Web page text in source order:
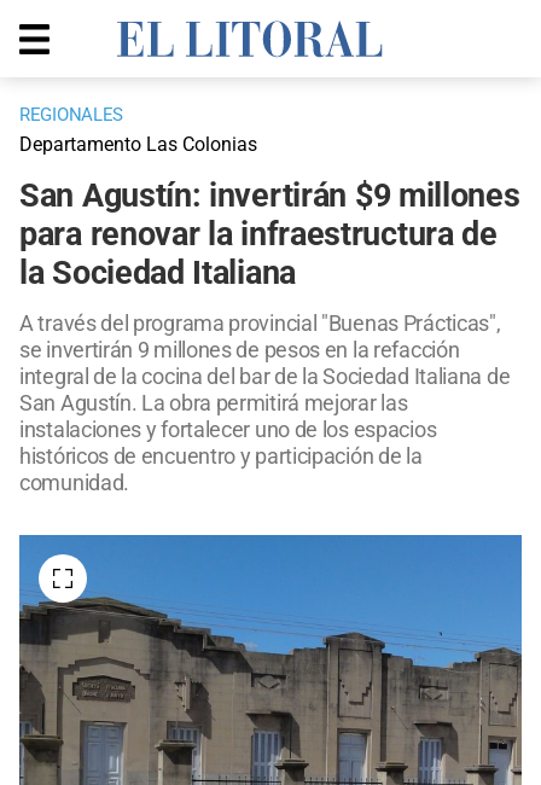
REGIONALES
Departamento Las Colonias
San Agustín: invertirán $9 millones
para renovar la infraestructura de
la Sociedad Italiana
A través del programa provincial "Buenas Prácticas",
se invertirán 9 millones de pesos en la refacción
integral de la cocina del bar de la Sociedad Italiana de
San Agustín. La obra permitirá mejorar las
instalaciones y fortalecer uno de los espacios
históricos de encuentro y participación de la
comunidad.